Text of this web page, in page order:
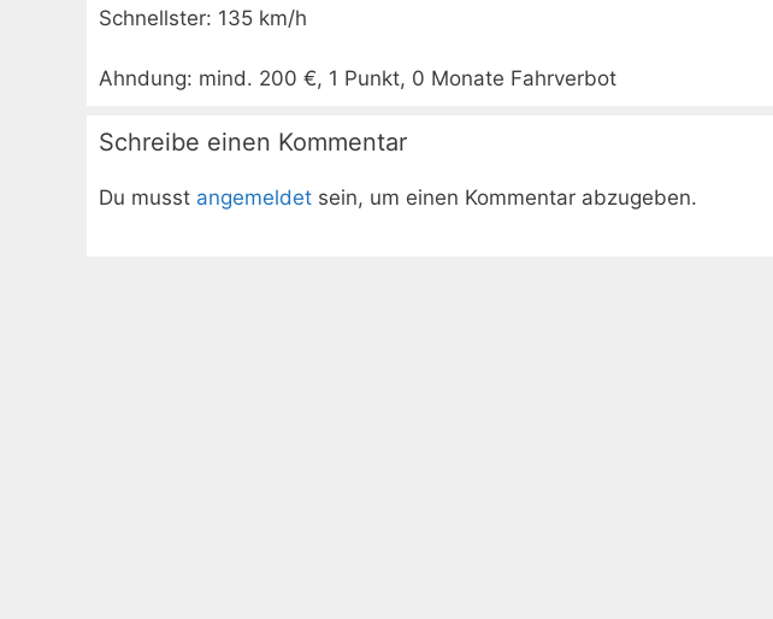
Schnellster: 135 km/h
Ahndung: mind. 200 €, 1 Punkt, 0 Monate Fahrverbot
Schreibe einen Kommentar
Du musst angemeldet sein, um einen Kommentar abzugeben.